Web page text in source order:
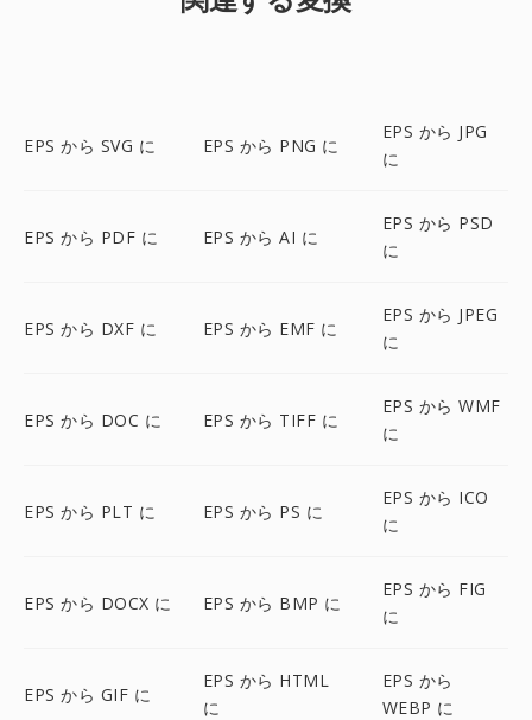
EPS から SVG に EPS から PNG に
EPS から JPG
に
EPS から PDF に EPS から AI に
EPS から PSD
に
EPS から DXF に EPS から EMF に
EPS から JPEG
に
EPS から DOC に EPS から TIFF に
EPS から WMF
に
EPS から PLT に EPS から PS に
EPS から ICO
に
EPS から DOCX に EPS から BMP に
EPS から FIG
に
EPS から GIF に
EPS から HTML
に
EPS から
WEBP に